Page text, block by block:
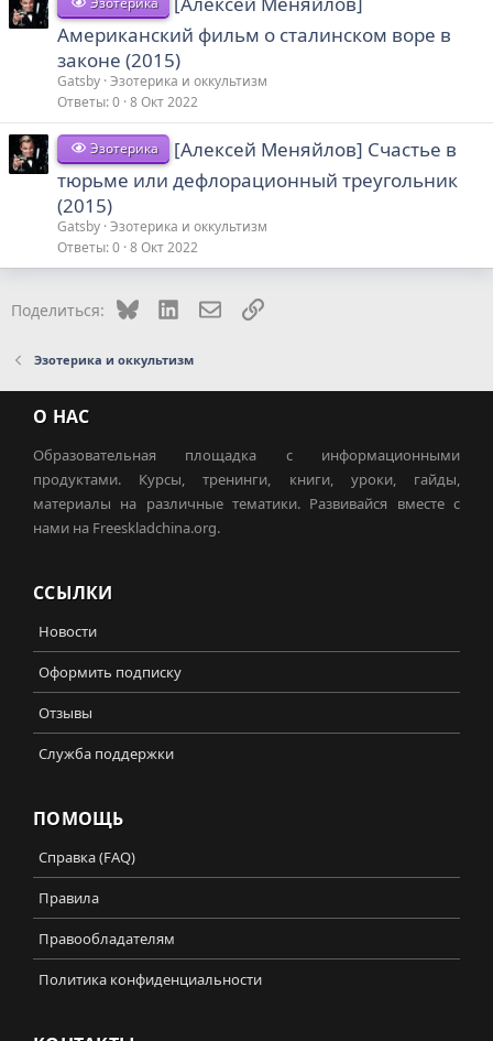
Американский фильм о сталинском воре в
законе (2015)
Gatsby Эзотерика и оккультизм
Ответы 0 8 Окт 2022
Эзотерика
[Алексей Меняйлов] Счастье в
тюрьме или дефлорационный треугольник
(2015)
Gatsby Эзотерика и оккультизм
Ответы 0 8 Окт 2022
Поделиться: Bluesky LinkedInЭлектронная почта
Ссылка
Эзотерика и оккультизм
О НАС
Образовательная площадка с информационными
продуктами. Курсы, тренинги, книги, уроки, гайды,
материалы на различные тематики. Развивайся вместе с
нами на Freeskladchina.org.
ССЫЛКИ
Новости
Оформить подписку
Отзывы
Служба поддержки
ПОМОЩЬ
Справка (FAQ)
Правила
Правообладателям
Политика конфиденциальности